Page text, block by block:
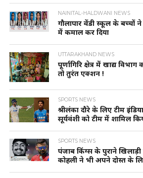
NAINITAL-HALDWANI NEWS
गौलापार वेंडी स्कूल के बच्चों ने
में कमाल कर दिया
UTTARAKHAND NEWS
पूर्णागिरि क्षेत्र में खाद्य
तो तुरंत एक्शन !
SPORTS NEWS
श्रीलंका दौरे के लिए टीम
सूर्यवंशी को टीम में शामिल
SPORTS NEWS
पंजाब किंग्स के पुराने
कोहली ने भी अपने दोस्त के